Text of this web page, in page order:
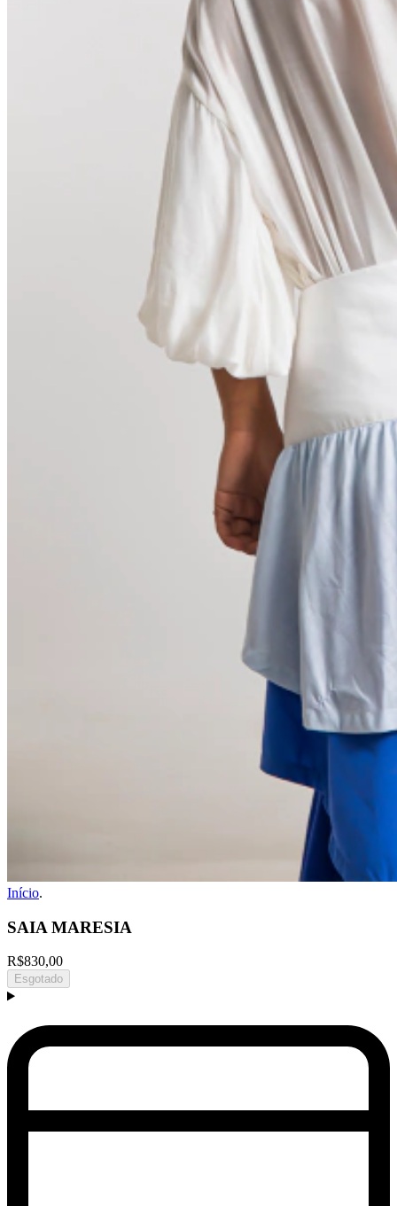
Início.
SAIA MARESIA
R$830,00
Esgotado